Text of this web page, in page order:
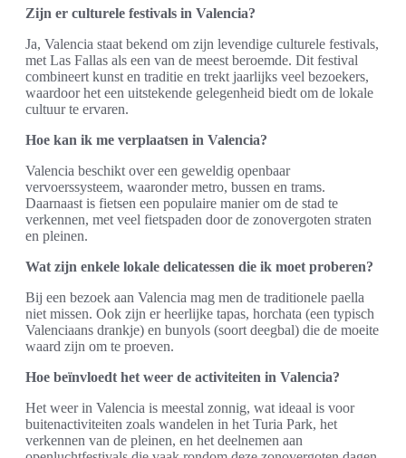
Zijn er culturele festivals in Valencia?
Ja, Valencia staat bekend om zijn levendige culturele festivals,
met Las Fallas als een van de meest beroemde. Dit festival
combineert kunst en traditie en trekt jaarlijks veel bezoekers,
waardoor het een uitstekende gelegenheid biedt om de lokale
cultuur te ervaren.
Hoe kan ik me verplaatsen in Valencia?
Valencia beschikt over een geweldig openbaar
vervoerssysteem, waaronder metro, bussen en trams.
Daarnaast is fietsen een populaire manier om de stad te
verkennen, met veel fietspaden door de zonovergoten straten
en pleinen.
Wat zijn enkele lokale delicatessen die ik moet proberen?
Bij een bezoek aan Valencia mag men de traditionele paella
niet missen. Ook zijn er heerlijke tapas, horchata (een typisch
Valenciaans drankje) en bunyols (soort deegbal) die de moeite
waard zijn om te proeven.
Hoe beïnvloedt het weer de activiteiten in Valencia?
Het weer in Valencia is meestal zonnig, wat ideaal is voor
buitenactiviteiten zoals wandelen in het Turia Park, het
verkennen van de pleinen, en het deelnemen aan